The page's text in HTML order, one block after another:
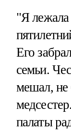
"Я лежала
Его
семьи.
мешал, не
палаты